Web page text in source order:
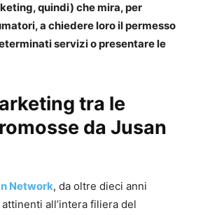
quindi) che mira, per
a chiedere loro il permesso
servizi o presentare le
tra le
da Jusan
Network, da oltre dieci anni
all’intera filiera del